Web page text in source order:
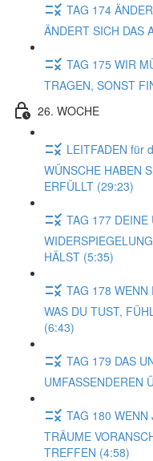
TAG 174
ÄNDERT SICH DAS
TAG 175 WIR
TRAGEN, SONST
26. WOCHE
LEITFADEN für
WÜNSCHE HABEN
ERFÜLLT (29:23)
TAG 177 DEINE
HÄLST (5:35)
TAG 178 WENN
WAS DU TUST,
(6:43)
TAG 179 DAS
UMFASSENDEREN
TAG 180 WENN
TRÄUME
TREFFEN (4:58)